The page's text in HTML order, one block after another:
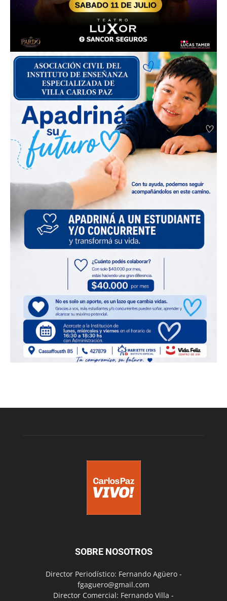
SOBRE NOSOTROS
Director Periodístico: Fernando Agüero -
fgaguero@gmail.com
Director Comercial: Fernando Villa -